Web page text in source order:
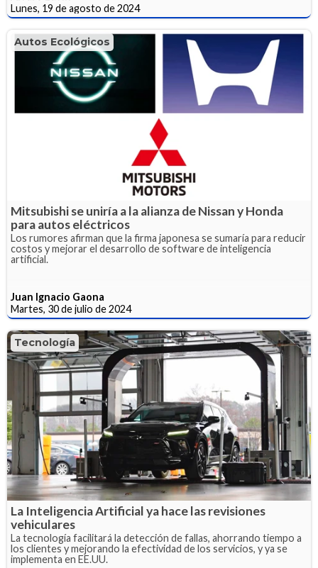
Lunes, 19 de agosto de 2024
Autos Ecológicos
Mitsubishi se uniría a la alianza de Nissan y Honda
para autos eléctricos
Los rumores afirman que la firma japonesa se sumaría para reducir
costos y mejorar el desarrollo de software de inteligencia
artificial.
Juan Ignacio Gaona
Martes, 30 de julio de 2024
Tecnología
La Inteligencia Artificial ya hace las revisiones
vehiculares
La tecnología facilitará la detección de fallas, ahorrando tiempo a
los clientes y mejorando la efectividad de los servicios, y ya se
implementa en EE.UU.